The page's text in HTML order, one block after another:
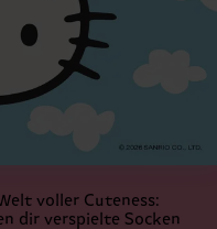
voller Cuteness:
dir verspielte Socken